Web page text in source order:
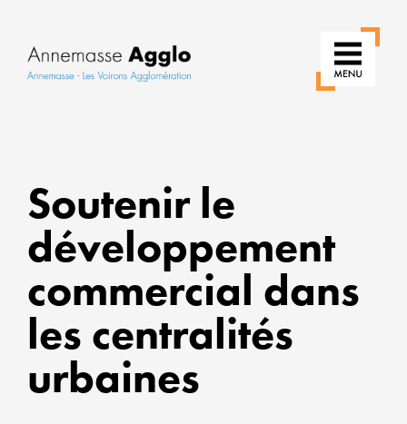
Soutenir le
développement
commercial dans
les centralités
urbaines